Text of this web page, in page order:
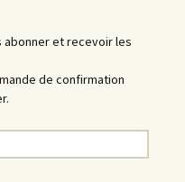
abonner et recevoir les
de confirmation